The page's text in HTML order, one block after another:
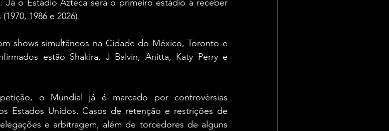
Já o Estádio Azteca será o primeiro estádio a receber
1986 e 2026).
shows simultâneos na Cidade do México, Toronto e
estão Shakira, J Balvin, Anitta, Katy Perry e
o Mundial já é marcado por controvérsias
Estados Unidos. Casos de retenção e restrições de
e arbitragem, além de torcedores de alguns